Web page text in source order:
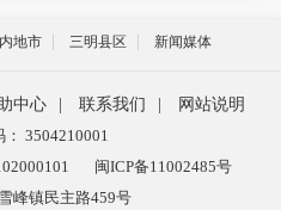
地市 三明县区 新闻媒体
中心 联系我们
网站说明
： 3504210001
闽ICP备11002485号
峰镇民主路459号